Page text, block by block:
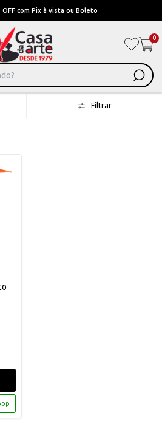
OFF com Pix à vista ou Boleto
0
Filtrar